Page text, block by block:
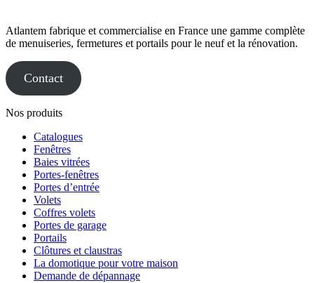
Atlantem fabrique et commercialise en France une gamme complète
de menuiseries, fermetures et portails pour le neuf et la rénovation.
Contact
Nos produits
Catalogues
Fenêtres
Baies vitrées
Portes-fenêtres
Portes d’entrée
Volets
Coffres volets
Portes de garage
Portails
Clôtures et claustras
La domotique pour votre maison
Demande de dépannage